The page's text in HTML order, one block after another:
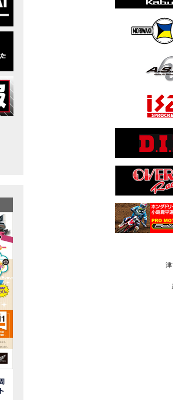
原因が判明し、修理代が膨れ上がった結果
が。レッカーされる事態になりました…
が20台でツーリングしました｜Honda ADV160
グでやらかしてしまった…
がヤバかった
ちゃった
子ツーリング 最高！Honda Super Cub(JA59)
な感想|Honda NC750X DCT【バイク女子ツーリング】
本当？
は女性ライダーでもツーリングを楽しめるのか検証してみた
って来た【三重ホンダヒート】
「Gold Wing Tour 50th ANNIVERSARY」を 受注期間限
｜CB1000HORNET CB750HORNET CB650R E-Clutch
た。
？
カラーリング設定と仕様を一部変更し発売
グ設定と 仕様を一部変更し発売
の カラーバリエーションを変更し発売
イク女子が大集合・・Honda Dreamさんの人気を探ってきましたスペシャル
ります！
バイクに乗れた
さかのアレを交換することに！？
多くの方のご来店ありがとうございました！